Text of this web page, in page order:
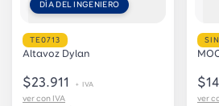
DÍA DEL INGENIERO
TE0713
Altavoz Dylan
$23.911 + IVA
ver con IVA ver